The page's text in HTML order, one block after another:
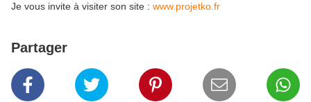
Je vous invite à visiter son site : www.projetko.fr
Partager